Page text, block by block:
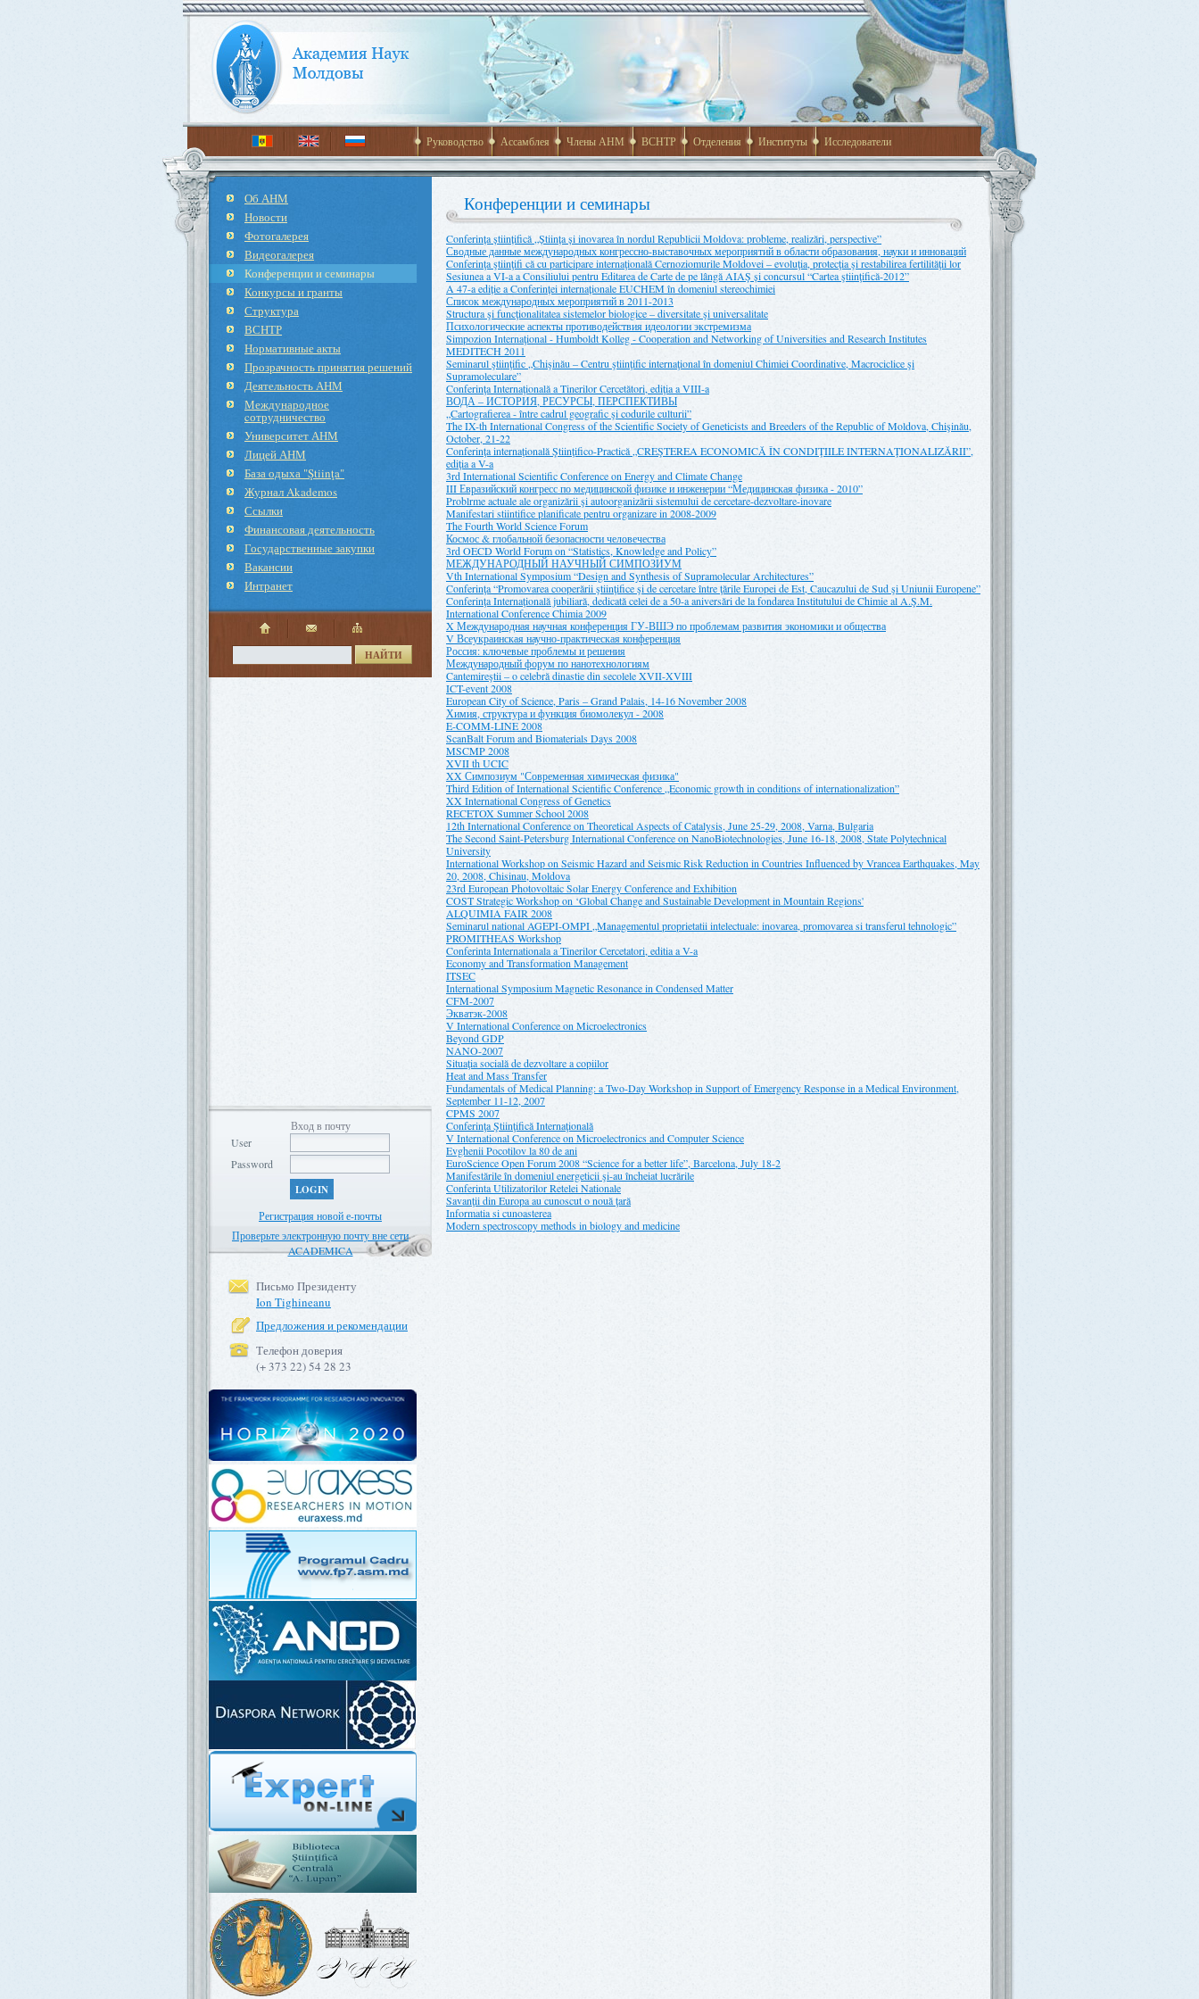
Руководство Ассамблея Члены АНМ ВСНТР Отделения Институты Исследователи
Об АНМ
Новости
Фотогалерея
Видеогалерея
Конференции и семинары
Конкурсы и гранты
Структура
ВСНТР
Нормативные акты
Прозрачность принятия решений
Деятельность АНМ
Международное
cотрудничество
Университет АНМ
Лицей АНМ
База одыха "Ştiinţa"
Журнал Akademos
Ссылки
Финансовая деятельность
Государственные закупки
Вакансии
Интранет
НАЙТИ
Вход в почту
User
Password
LOGIN
Регистрация новой е-почты
Проверьте электронную почту вне сети
ACADEMICA
Письмо Президенту
Ion Tighineanu
Предложения и рекомендации
Телефон доверия
(+ 373 22) 54 28 23
Конференции и семинары
Conferința științifică „Știința și inovarea în nordul Republicii Moldova: probleme, realizări, perspective”
Сводные данные международных конгрессно-выставочных мероприятий в области образования, науки и инноваций
Conferinţa ştiinţifi că cu participare internaţională Cernoziomurile Moldovei – evoluţia, protecţia şi restabilirea fertilităţii lor
Sesiunea a VI-a a Consiliului pentru Editarea de Carte de pe lângă AIAŞ și concursul “Cartea ştiinţifică-2012”
A 47-a ediție a Conferinței internaționale EUCHEM în domeniul stereochimiei
Список международных мероприятий в 2011-2013
Structura şi funcţionalitatea sistemelor biologice – diversitate şi universalitate
Психологические аспекты противодействия идеологии экстремизма
Simpozion Internaţional - Humboldt Kolleg - Cooperation and Networking of Universities and Research Institutes
MEDITECH 2011
Seminarul ştiinţific „Chişinău – Centru ştiinţific internaţional în domeniul Chimiei Coordinative, Macrociclice şi
Supramoleculare”
Conferinţa Internaţională a Tinerilor Cercetători, ediţia a VIII-a
ВОДА – ИСТОРИЯ, РЕСУРСЫ, ПЕРСПЕКТИВЫ
„Cartografierea - între cadrul geografic şi codurile culturii”
The IX-th International Congress of the Scientific Society of Geneticists and Breeders of the Republic of Moldova, Chişinău,
October, 21-22
Conferinţa internaţională Ştiinţifico-Practică „CREŞTEREA ECONOMICĂ ÎN CONDIŢIILE INTERNAŢIONALIZĂRII”,
ediţia a V-a
3rd International Scientific Conference on Energy and Climate Change
III Евразийский конгресс по медицинской физике и инженерии “Медицинская физика - 2010”
Problrme actuale ale organizării şi autoorganizării sistemului de cercetare-dezvoltare-inovare
Manifestari stiintifice planificate pentru organizare in 2008-2009
The Fourth World Science Forum
Космос & глобальной безопасности человечества
3rd OECD World Forum on “Statistics, Knowledge and Policy”
МЕЖДУНАРОДНЫЙ НАУЧНЫЙ СИМПОЗИУМ
Vth International Symposium “Design and Synthesis of Supramolecular Architectures”
Conferinţa “Promovarea cooperării ştiinţifice şi de cercetare între ţările Europei de Est, Caucazului de Sud şi Uniunii Europene”
Conferinţa Internaţională jubiliară, dedicată celei de a 50-a aniversări de la fondarea Institutului de Chimie al A.Ş.M.
International Conference Chimia 2009
X Международная научная конференция ГУ-ВШЭ по проблемам развития экономики и общества
V Всеукраинская научно-практическая конференция
Россия: ключевые проблемы и решения
Международный форум по нанотехнологиям
Cantemireştii – o celebră dinastie din secolele XVII-XVIII
ICT-event 2008
European City of Science, Paris – Grand Palais, 14-16 November 2008
Химия, структура и функция биомолекул - 2008
E-COMM-LINE 2008
ScanBalt Forum and Biomaterials Days 2008
MSCMP 2008
XVII th UCIC
XX Симпозиум "Современная химическая физика"
Third Edition of International Scientific Conference „Economic growth in conditions of internationalization”
XX International Congress of Genetics
RECETOX Summer School 2008
12th International Conference on Theoretical Aspects of Catalysis, June 25-29, 2008, Varna, Bulgaria
The Second Saint-Petersburg International Conference on NanoBiotechnologies, June 16-18, 2008, State Polytechnical
University
International Workshop on Seismic Hazard and Seismic Risk Reduction in Countries Influenced by Vrancea Earthquakes, May
20, 2008, Chisinau, Moldova
23rd European Photovoltaic Solar Energy Conference and Exhibition
COST Strategic Workshop on ‘Global Change and Sustainable Development in Mountain Regions'
ALQUIMIA FAIR 2008
Seminarul national AGEPI-OMPI „Managementul proprietatii intelectuale: inovarea, promovarea si transferul tehnologic”
PROMITHEAS Workshop
Conferinta Internationala a Tinerilor Cercetatori, editia a V-a
Economy and Transformation Management
ITSEC
International Symposium Magnetic Resonance in Condensed Matter
CFM-2007
Экватэк-2008
V International Conference on Microelectronics
Beyond GDP
NANO-2007
Situaţia socială de dezvoltare a copiilor
Heat and Mass Transfer
Fundamentals of Medical Planning: a Two-Day Workshop in Support of Emergency Response in a Medical Environment,
September 11-12, 2007
CPMS 2007
Conferinţa Ştiinţifică Internaţională
V International Conference on Microelectronics and Computer Science
Evghenii Pocotilov la 80 de ani
EuroScience Open Forum 2008 “Science for a better life”, Barcelona, July 18-2
Manifestările în domeniul energeticii şi-au încheiat lucrările
Conferinta Utilizatorilor Retelei Nationale
Savanţii din Europa au cunoscut o nouă ţară
Informatia si cunoasterea
Modern spectroscopy methods in biology and medicine